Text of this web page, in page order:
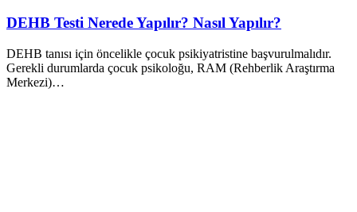
DEHB Testi Nerede Yapılır? Nasıl Yapılır?
DEHB tanısı için öncelikle çocuk psikiyatristine başvurulmalıdır.
Gerekli durumlarda çocuk psikoloğu, RAM (Rehberlik Araştırma
Merkezi)…